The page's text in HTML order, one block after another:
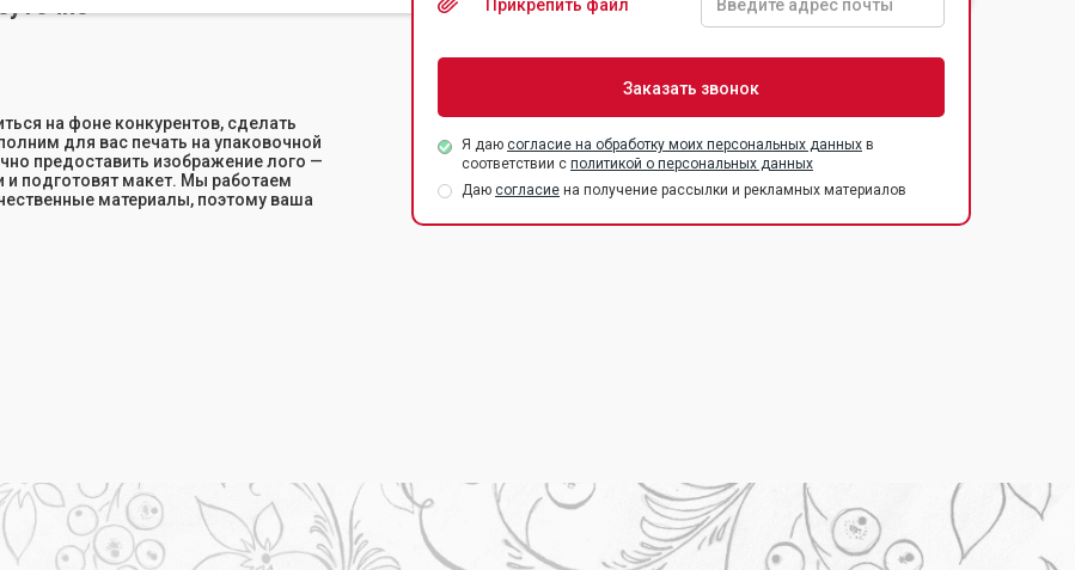
на фоне конкурентов, сделать
для вас печать на упаковочной
предоставить изображение лого —
подготовят макет. Мы работаем
материалы, поэтому ваша
Прикрепить файл
Я даю согласие на обработку моих персональных данных в
соответствии с политикой о персональных данных
Даю согласие на получение рассылки и рекламных материалов
• Печать на упаковочной бумаге